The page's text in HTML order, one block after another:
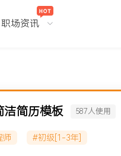
职场资讯
洁简历模板 587人使用
师 #初级[1-3年]